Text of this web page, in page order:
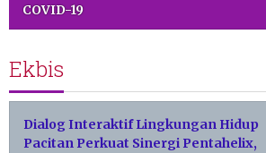
COVID-19
Ekbis
Dialog Interaktif Lingkungan Hidup
Pacitan Perkuat Sinergi Pentahelix,